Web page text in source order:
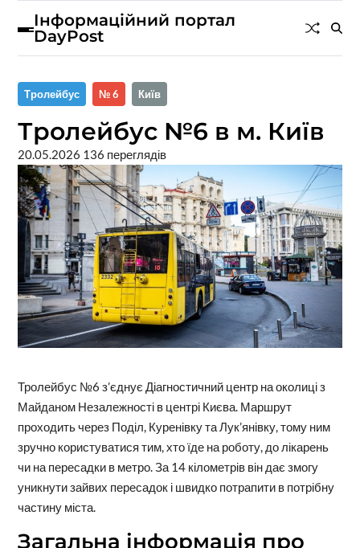
Інформаційний портал
DayPost
Тролейбус № 6 Київ
Тролейбус №6 в м. Київ
20.05.2026 136 переглядів
Тролейбус №6 з’єднує Діагностичний центр на околиці з
Майданом Незалежності в центрі Києва. Маршрут
проходить через Поділ, Куренівку та Лук’янівку, тому ним
зручно користуватися тим, хто їде на роботу, до лікарень
чи на пересадки в метро. За 14 кілометрів він дає змогу
уникнути зайвих пересадок і швидко потрапити в потрібну
частину міста.
Загальна інформація про